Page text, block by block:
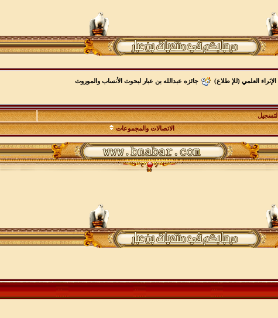
الإثراء العلمي (للإ طلاع) جائزه عبدالله بن عبار لبحوث الأنساب والموروث
التسجيل
الاتصالات والمجموعات